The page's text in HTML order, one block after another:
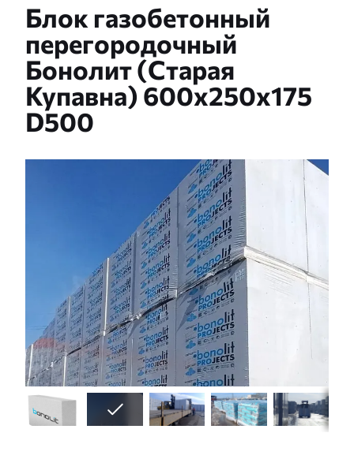
Блок газобетонный
перегородочный
Бонолит (Старая
Купавна) 600x250x175
D500